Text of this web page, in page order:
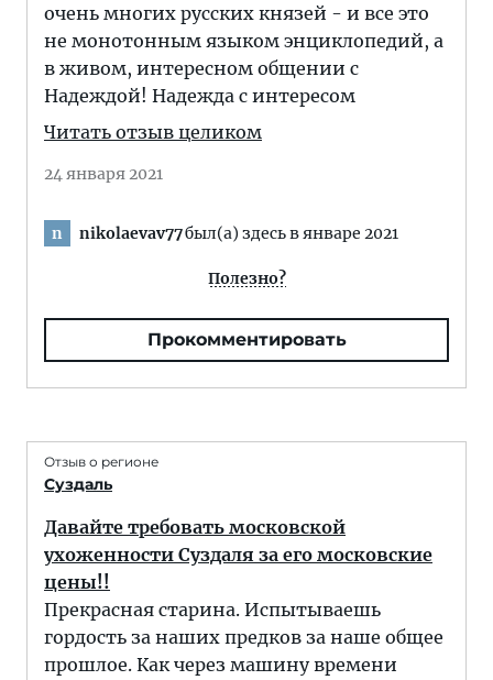
очень многих русских князей - и все это
не монотонным языком энциклопедий, а
в живом, интересном общении с
Надеждой! Надежда с интересом
Читать отзыв целиком
24 января 2021
n nikolaevav77был(а) здесь в январе 2021
Полезно?
Прокомментировать
Отзыв о регионе
Суздаль
Давайте требовать московской
ухоженности Суздаля за его московские
цены!!
Прекрасная старина. Испытываешь
гордость за наших предков за наше общее
прошлое. Как через машину времени